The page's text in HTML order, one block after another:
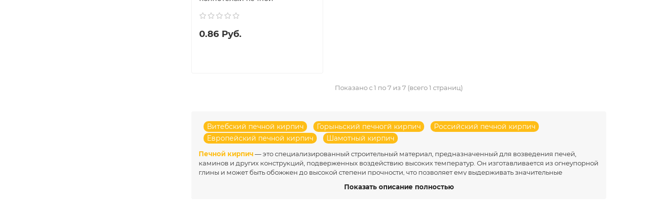
0.86 Руб.
Показано с 1 по 7 из 7 (всего 1 страниц)
Витебский печной кирпич Горыньский печногй кирпич
Российский печной кирпич
Европейский печной кирпич
Шамотный кирпич
Печной кирпич— это специализированный строительный материал, предназначенный для возведения печей,
каминов и других конструкций, подверженных воздействию высоких температур. Он изготавливается из огнеупорной
глины и может быть обожжен до высокой степени прочности, что позволяет ему выдерживать значительные
высококачественные глины и современные технологии. Основные производители включают заводы в Минской,
Показать описание полностью